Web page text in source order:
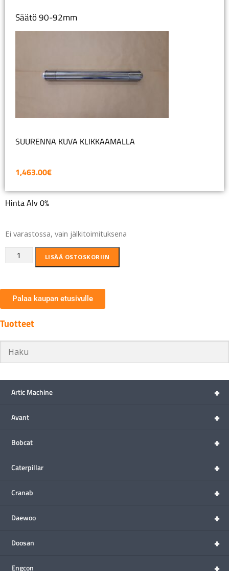
Säätö 90-92mm
SUURENNA KUVA KLIKKAAMALLA
1,463.00€
Hinta Alv 0%
Ei varastossa, vain jälkitoimituksena
LISÄÄ OSTOSKORIIN
Palaa kaupan etusivulle
Tuotteet
+
Artic Machine
+
Avant
+
Bobcat
+
Caterpillar
+
Cranab
+
Daewoo
+
Doosan
Engcon